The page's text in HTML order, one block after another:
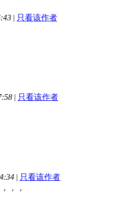
| 只看该作者
| 只看该作者
| 只看该作者
，，